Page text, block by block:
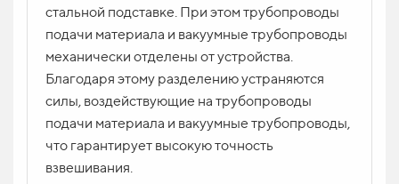
стальной подставке. При этом трубопроводы
подачи материала и вакуумные трубопроводы
механически отделены от устройства.
Благодаря этому разделению устраняются
силы, воздействующие на трубопроводы
подачи материала и вакуумные трубопроводы,
что гарантирует высокую точность
взвешивания.
ВАШ ВОПРОС